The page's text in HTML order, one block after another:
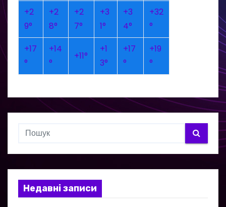
+2
9°
+2
8°
+2
7°
+3
1°
+3
4°
+32
°
+17
°
+14
°
+11°
+1
3°
+17
°
+19
°
Недавні записи